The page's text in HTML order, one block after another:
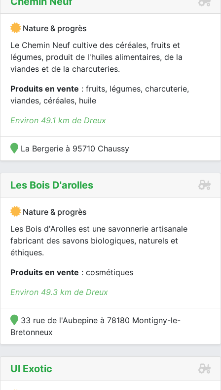
Nature & progrès
Le Chemin Neuf cultive des céréales, fruits et
légumes, produit de l'huiles alimentaires, de la
viandes et de la charcuteries.
Produits en vente : fruits, légumes, charcuterie,
viandes, céréales, huile
Environ 49.1 km de Dreux
La Bergerie à 95710 Chaussy
Les Bois D'arolles
Nature & progrès
Les Bois d'Arolles est une savonnerie artisanale
fabricant des savons biologiques, naturels et
éthiques.
Produits en vente : cosmétiques
Environ 49.3 km de Dreux
33 rue de l'Aubepine à 78180 Montigny-le-
Bretonneux
Ul Exotic